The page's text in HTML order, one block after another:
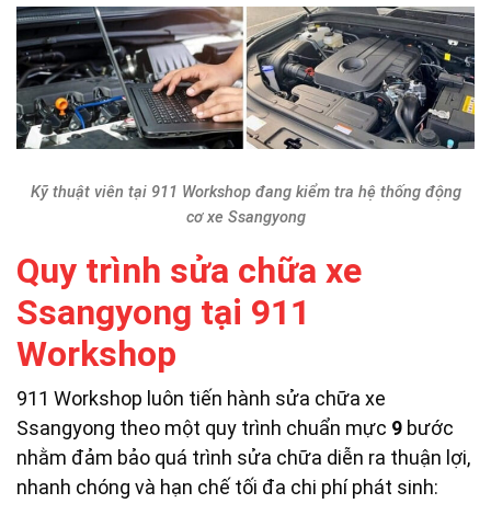
Kỹ thuật viên tại 911 Workshop đang kiểm tra hệ thống động
cơ xe Ssangyong
Quy trình sửa chữa xe
Ssangyong tại 911
Workshop
911 Workshop luôn tiến hành sửa chữa xe
Ssangyong theo một quy trình chuẩn mực 9 bước
nhằm đảm bảo quá trình sửa chữa diễn ra thuận lợi,
nhanh chóng và hạn chế tối đa chi phí phát sinh: